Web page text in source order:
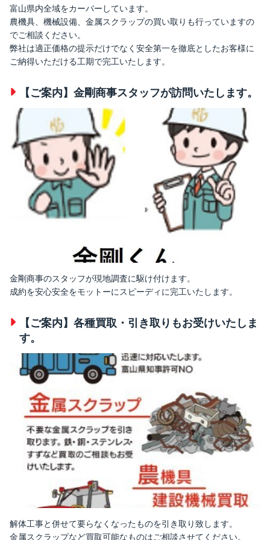
富山県内全域をカーバーしています。
農機具、機械設備、金属スクラップの買い取りも行っていますの
でご相談ください。
弊社は適正価格の提示だけでなく安全第一を徹底としたお客様に
ご納得いただける工期で完工いたします。
【ご案内】金剛商事スタッフが訪問いたします。
金剛商事のスタッフが現地調査に駆け付けます。
成約を安心安全をモットーにスピーディに完工いたします。
【ご案内】各種買取・引き取りもお受けいたしま
す。
解体工事と併せて要らなくなったものを引き取り致します。
金属スクラップなど買取可能なものはご相談させてください。